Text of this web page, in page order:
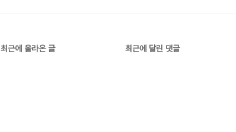
최근에 올라온 글 최근에 달린 댓글